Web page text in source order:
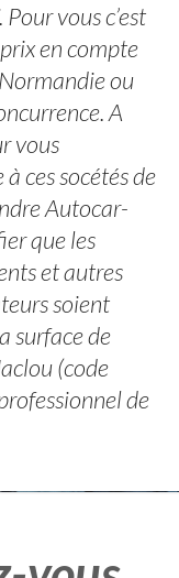
vous c’est
en compte
ou
A
vous
ces socétés de
Autocar-
que les
et autres
soient
surface de
(code
de